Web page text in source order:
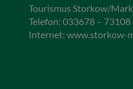
Tourismus Storkow/Mark
Telefon: 033678 – 73108
Internet: www.storkow-